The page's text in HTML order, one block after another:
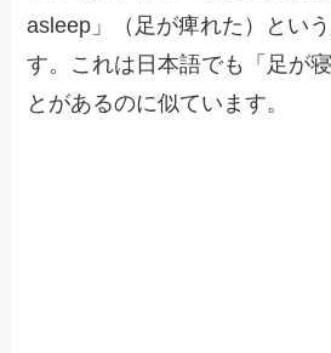
asleep」（足が痺れた）とい
す。これは日本語でも「足が
とがあるのに似ています。